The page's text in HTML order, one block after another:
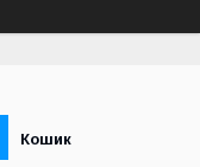
Кошик